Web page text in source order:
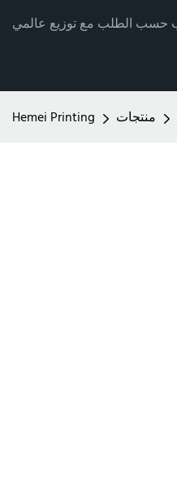
Hemei Printing منتجات